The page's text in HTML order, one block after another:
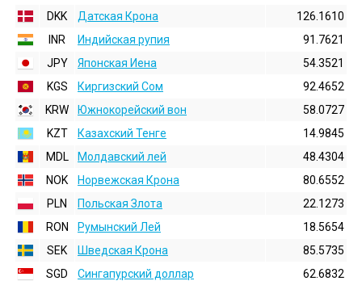
DKK
Датская Крона
126.1610
INR
Индийская pупия
91.7621
JPY
Японская Иена
54.3521
KGS
Киргизский Сом
92.4652
KRW
Южнокорейский вон
58.0727
KZT
Казахский Тенге
14.9845
MDL
Молдавский лей
48.4304
NOK
Норвежская Крона
80.6552
PLN
Польская Злота
22.1273
RON
Румынский Лей
18.5654
SEK
Шведская Крона
85.5735
SGD
Сингапурский доллар
62.6832